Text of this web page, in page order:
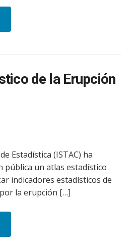
de la Erupción
Estadística (ISTAC) ha
pública un atlas estadístico
indicadores estadísticos de
la erupción […]